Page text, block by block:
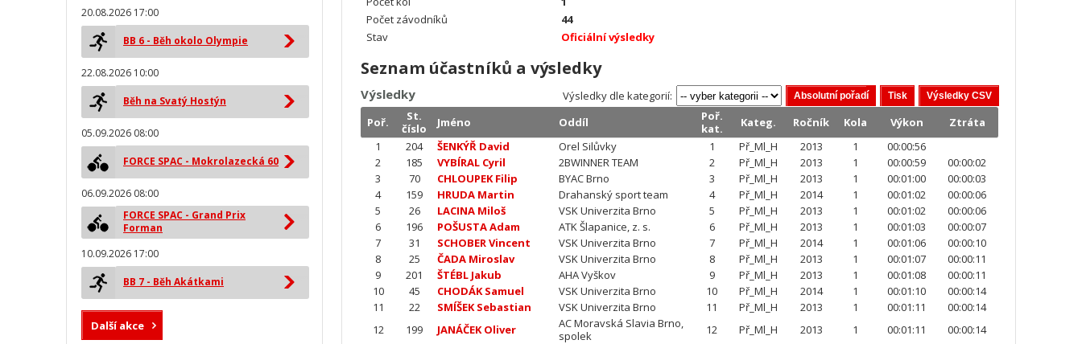
Počet závodníků
44
Stav
Oficiální výsledky
Seznam účastníků a výsledky
Výsledky
Výsledky dle kategorií:
Poř.
St.
číslo
Jméno Oddíl
Poř.
kat.
Kateg. Ročník Kola Výkon
Ztráta
1
204 ŠENKÝŘ David Orel Silůvky 1 Př_Ml_H 2013 1
00:00:56
2
185 VYBÍRAL Cyril 2BWINNER TEAM 2 Př_Ml_H 2013 1 00:00:59
00:00:02
3
70 CHLOUPEK Filip BYAC Brno 3 Př_Ml_H 2013 1 00:01:00
00:00:03
4
159 HRUDA Martin Drahanský sport team 4 Př_Ml_H 2014 1 00:01:02
00:00:06
5
26 LACINA Miloš VSK Univerzita Brno 5 Př_Ml_H 2013 1 00:01:02
00:00:06
6
196 POŠUSTA Adam ATK Šlapanice, z. s. 6 Př_Ml_H 2013 1 00:01:03
00:00:07
7
31 SCHOBER Vincent VSK Univerzita Brno 7 Př_Ml_H 2014 1 00:01:06
00:00:10
8
25 ČADA Miroslav VSK Univerzita Brno 8 Př_Ml_H 2013 1 00:01:07
00:00:11
9
201 ŠTÉBL Jakub AHA Vyškov 9 Př_Ml_H 2013 1 00:01:08
00:00:11
10
45 CHODÁK Samuel VSK Univerzita Brno 10 Př_Ml_H 2014 1 00:01:10
00:00:14
11
22 SMÍŠEK Sebastian VSK Univerzita Brno 11 Př_Ml_H 2013 1 00:01:11
00:00:14
12
199 JANÁČEK Oliver
AC Moravská Slavia Brno,
spolek
12 Př_Ml_H 2013 1 00:01:11
00:00:14
20.08.2026 17:00
BB 6 - Běh okolo Olympie
22.08.2026 10:00
Běh na Svatý Hostýn
05.09.2026 08:00
FORCE SPAC - Mokrolazecká 60
06.09.2026 08:00
FORCE SPAC - Grand Prix
Forman
10.09.2026 17:00
BB 7 - Běh Akátkami
Další akce